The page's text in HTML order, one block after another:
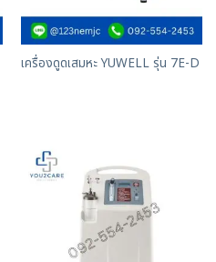
เครื่องดูดเสมหะ YUWELL รุ่น 7E-D